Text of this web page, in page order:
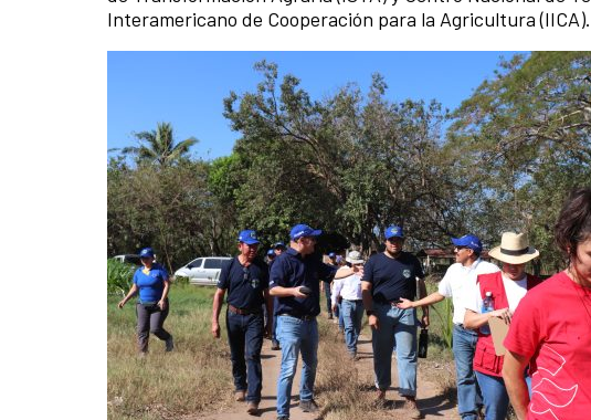
Interamericano de Cooperación para la Agricultura (IICA).